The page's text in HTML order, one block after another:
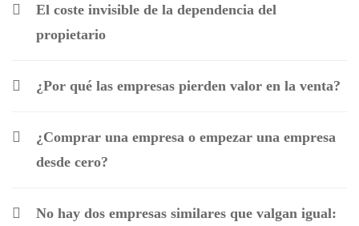
El coste invisible de la dependencia del
propietario
¿Por qué las empresas pierden valor en la venta?
¿Comprar una empresa o empezar una empresa
desde cero?
No hay dos empresas similares que valgan igual: